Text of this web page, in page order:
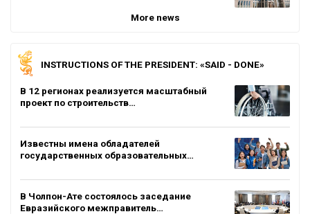
More news
INSTRUCTIONS OF THE PRESIDENT: «SAID - DONE»
В 12 регионах реализуется масштабный
проект по строительств…
Известны имена обладателей
государственных образовательных…
В Чолпон-Ате состоялось заседание
Евразийского межправитель…